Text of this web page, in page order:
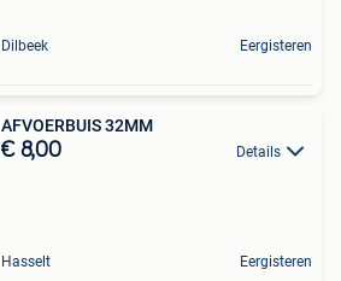
Dilbeek Eergisteren
AFVOERBUIS 32MM
€ 8,00 Details
Hasselt Eergisteren